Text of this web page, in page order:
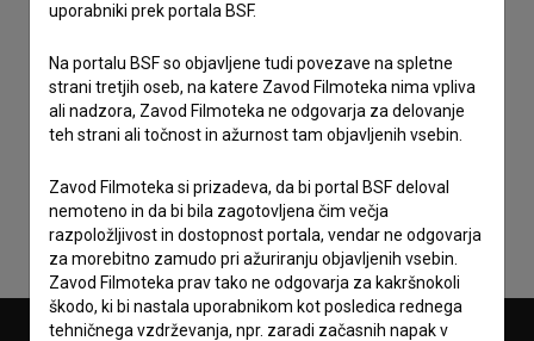
Sprejemamsplošne pogojein dajemsoglasjeza
uporabniki prek portala BSF.
Na portalu BSF so objavljene tudi povezave na spletne
strani tretjih oseb, na katere Zavod Filmoteka nima vpliva
ali nadzora, Zavod Filmoteka ne odgovarja za delovanje
teh strani ali točnost in ažurnost tam objavljenih vsebin.
Zavod Filmoteka si prizadeva, da bi portal BSF deloval
nemoteno in da bi bila zagotovljena čim večja
razpoložljivost in dostopnost portala, vendar ne odgovarja
za morebitno zamudo pri ažuriranju objavljenih vsebin.
Zavod Filmoteka prav tako ne odgovarja za kakršnokoli
škodo, ki bi nastala uporabnikom kot posledica rednega
tehničnega vzdrževanja, npr. zaradi začasnih napak v